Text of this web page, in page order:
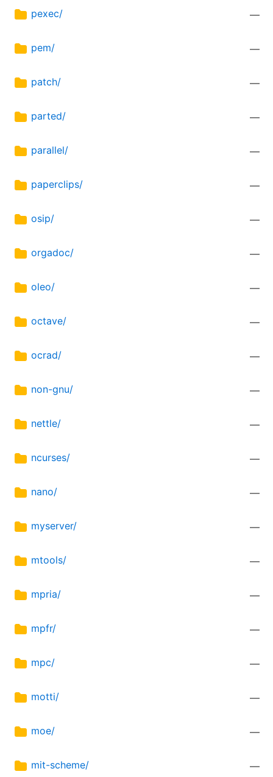
pexec/ —
pem/ —
patch/ —
parted/ —
parallel/ —
paperclips/ —
osip/ —
orgadoc/ —
oleo/ —
octave/ —
ocrad/ —
non-gnu/ —
nettle/ —
ncurses/ —
nano/ —
myserver/ —
mtools/ —
mpria/ —
mpfr/ —
mpc/ —
motti/ —
moe/ —
mit-scheme/ —